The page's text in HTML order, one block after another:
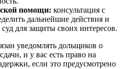
помощи: консультация с
дальнейшие действия и
для защиты своих интересов.
уведомлять дольщиков о
и у вас есть право на
если это предусмотрено